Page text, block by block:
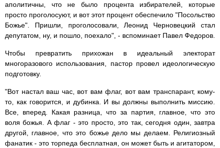
аполитичны, что не было процента избирателей, которые
просто проголосуют, и вот этот процент обеспечило "Посольство
Божье". Пришли, проголосовали, Леонид Черновецкий стал
депутатом, ну, и пошло, поехало", - вспоминает Павел Федоров.
Чтобы превратить прихожан в идеальный электорат
многоразового использования, пастор провел идеологическую
подготовку.
"Вот настал ваш час, вот вам флаг, вот вам транспарант, кому-
то, как говорится, и дубинка. И вы должны выполнить миссию.
Все, вперед. Какая разница, что за партия, главное, что это
воля божья. А флаг - это просто, это так, сегодня один, завтра
другой, главное, что это божье дело мы делаем. Религиозный
фанатик - это торпеда бесплатная, он может быть и агитатором,